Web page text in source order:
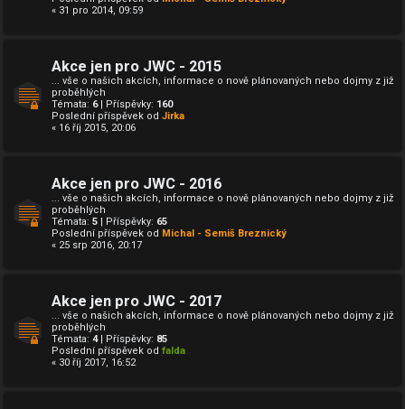
« 31 pro 2014, 09:59
Akce jen pro JWC - 2015
... vše o našich akcích, informace o nově plánovaných nebo dojmy z již
proběhlých
Témata: 6| Příspěvky: 160
Poslední příspěvek od Jirka
« 16 říj 2015, 20:06
Akce jen pro JWC - 2016
... vše o našich akcích, informace o nově plánovaných nebo dojmy z již
proběhlých
Témata: 5 | Příspěvky: 65
Poslední příspěvek od Michal - Semiš Breznický
« 25 srp 2016, 20:17
Akce jen pro JWC - 2017
... vše o našich akcích, informace o nově plánovaných nebo dojmy z již
proběhlých
Témata: 4| Příspěvky: 85
Poslední příspěvek od falda
« 30 říj 2017, 16:52